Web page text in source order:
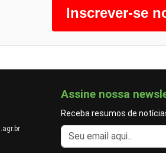
Inscrever-se
Assine nossa
Receba resumos de